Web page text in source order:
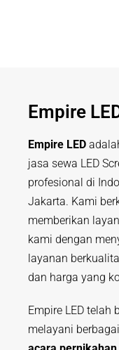
Empire
Empire LED
jasa sewa LED
profesional di
Jakarta. Kami
memberikan
kami dengan
layanan
dan harga yang
Empire LED telah
melayani